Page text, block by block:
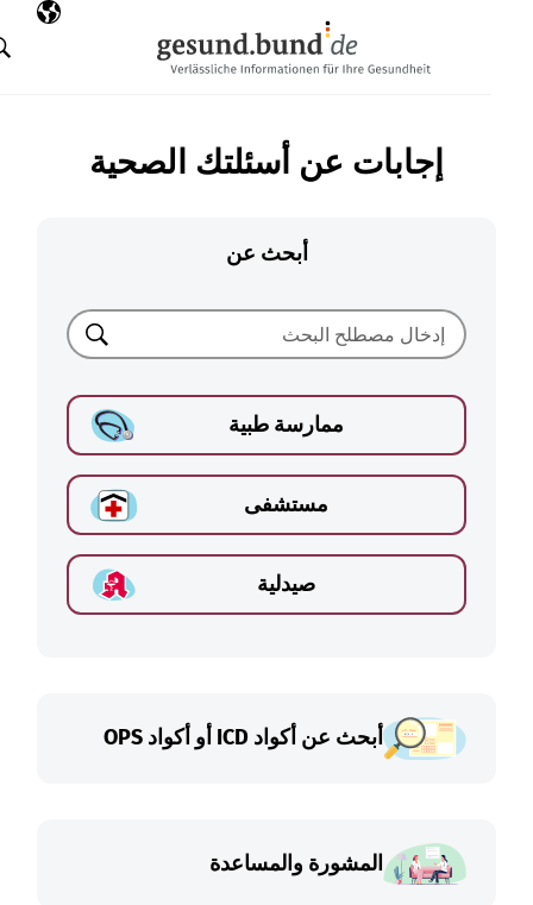
اللغة
البحث
إجابات عن أسئلتك الصحية
أبحث عن
ممارسة طبية
مستشفى
صيدلية
أبحث عن أكواد ICD أو أكواد OPS
المشورة والمساعدة